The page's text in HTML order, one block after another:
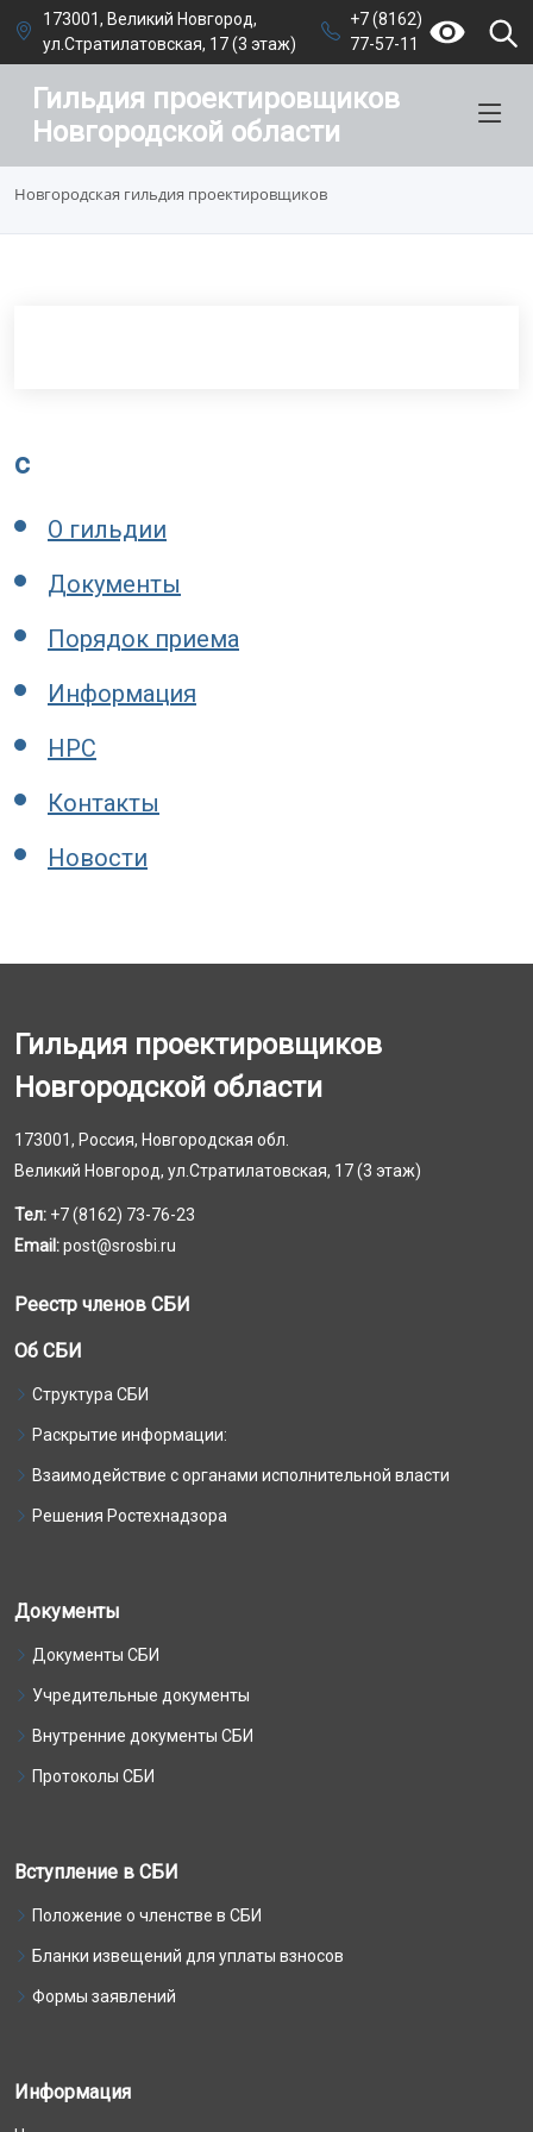
173001, Великий Новгород,
ул.Стратилатовская, 17 (3 этаж)
+7 (8162)
77-57-11
Гильдия проектировщиков
Новгородской области
Новгородская гильдия проектировщиков
c
О гильдии
Документы
Порядок приема
Информация
НРС
Контакты
Новости
Гильдия проектировщиков
Новгородской области
173001, Россия, Новгородская обл.
Великий Новгород, ул.Стратилатовская, 17 (3 этаж)
Тел: +7 (8162) 73-76-23
Email:post@srosbi.ru
Реестр членов СБИ
Об СБИ
Структура СБИ
Раскрытие информации:
Взаимодействие с органами исполнительной власти
Решения Ростехнадзора
Документы
Документы СБИ
Учредительные документы
Внутренние документы СБИ
Протоколы СБИ
Вступление в СБИ
Положение о членстве в СБИ
Бланки извещений для уплаты взносов
Формы заявлений
Информация